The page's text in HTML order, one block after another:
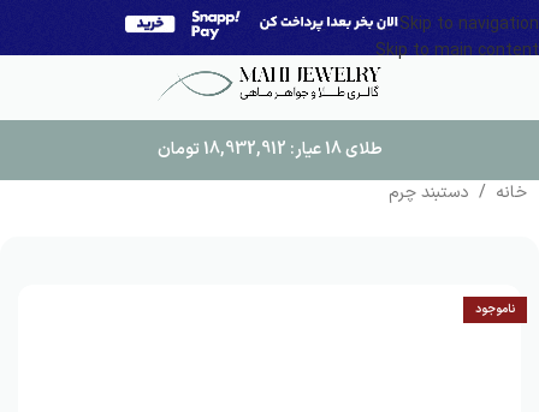
Skip to navigation
Skip to main content
طلای 18 عیار: 18,932,912 تومان
خانه / دستبند چرم
ناموجود